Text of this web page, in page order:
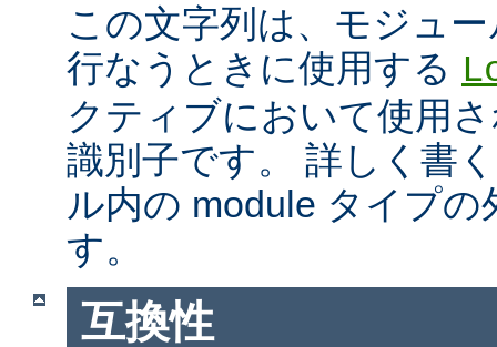
この文字列は、モジュ
行なうときに使用する
クティブにおいて使用
識別子です。 詳しく書
ル内の module タイプの
す。
互換性